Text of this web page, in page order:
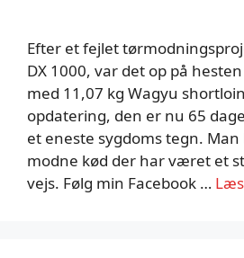
Efter et fejlet
DX 1000, var det op på
med 11,07 kg Wagyu
opdatering, den er nu 65
et eneste sygdoms tegn.
modne kød der har været et
vejs. Følg min Facebook …